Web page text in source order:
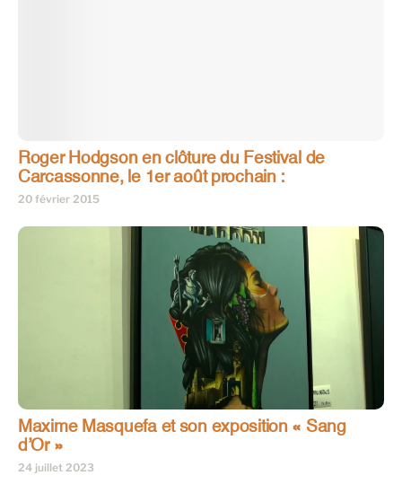
Roger Hodgson en clôture du Festival de
Carcassonne, le 1er août prochain :
20 février 2015
Maxime Masquefa et son exposition « Sang
d’Or »
24 juillet 2023